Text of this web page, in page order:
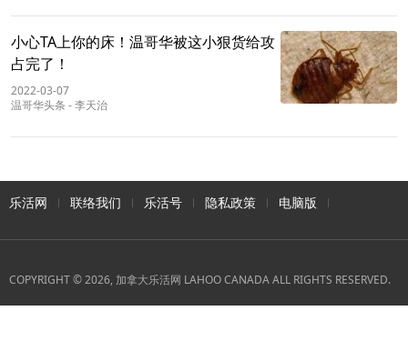
小心TA上你的床！温哥华被这小狠货给攻
占完了！
2022-03-07
温哥华头条 -李天治
乐活网 联络我们 乐活号 隐私政策 电脑版
COPYRIGHT © 2026, 加拿大乐活网 LAHOO CANADA ALL RIGHTS RESERVED.